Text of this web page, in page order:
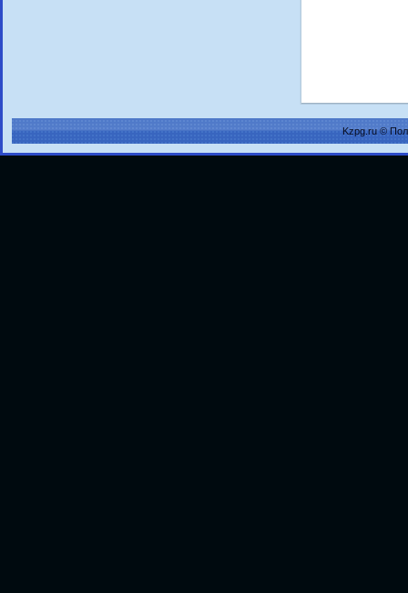
Kzpg.ru ©